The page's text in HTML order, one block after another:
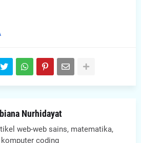
Nurhidayat
web-web sains, matematika,
coding